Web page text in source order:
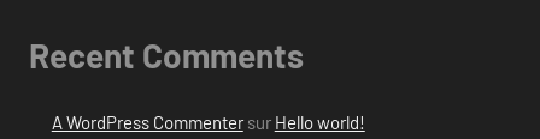
Recent Comments
A WordPress Commentersur Hello world!